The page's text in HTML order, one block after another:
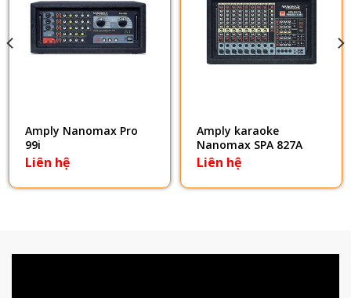
Amply Nanomax Pro
99i
Liên hệ
Amply karaoke
Nanomax SPA 827A
Liên hệ